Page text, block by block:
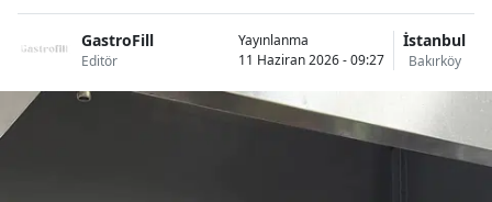
GastroFill
Editör
Yayınlanma
11 Haziran 2026 - 09:27
İstanbul
Bakırköy